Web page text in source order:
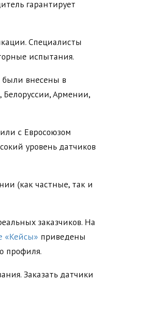
гарантирует
Специалисты
испытания.
были внесены в
Белоруссии, Армении,
с Евросоюзом
уровень датчиков
(как частные, так и
заказчиков. На
«Кейсы» приведены
профиля.
Заказать датчики